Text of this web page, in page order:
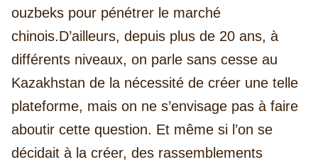
ouzbeks pour pénétrer le marché
chinois.D’ailleurs, depuis plus de 20 ans, à
différents niveaux, on parle sans cesse au
Kazakhstan de la nécessité de créer une telle
plateforme, mais on ne s’envisage pas à faire
aboutir cette question. Et même si l’on se
décidait à la créer, des rassemblements